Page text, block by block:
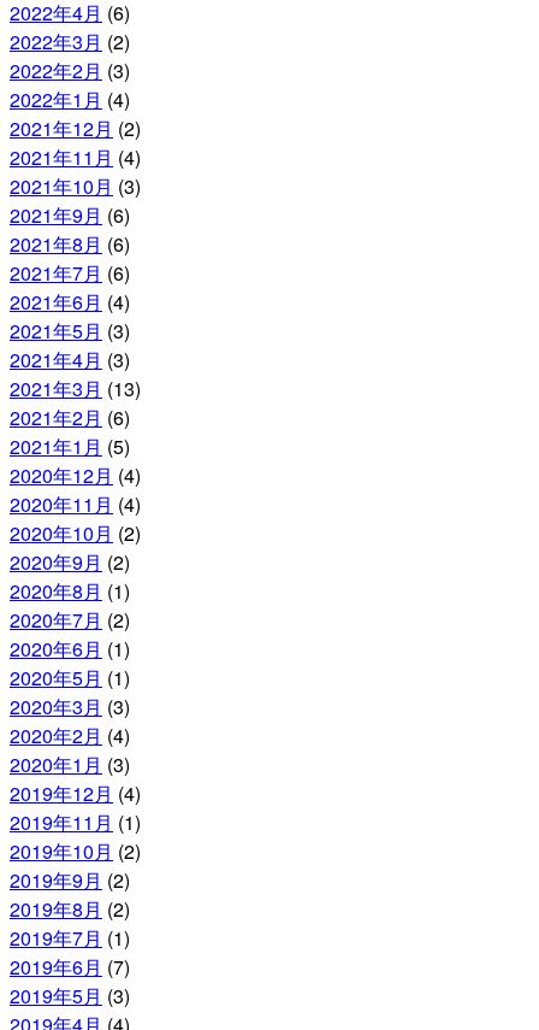
2022年4月 (6)
2022年3月 (2)
2022年2月 (3)
2022年1月 (4)
2021年12月 (2)
2021年11月 (4)
2021年10月 (3)
2021年9月 (6)
2021年8月 (6)
2021年7月 (6)
2021年6月 (4)
2021年5月 (3)
2021年4月 (3)
2021年3月 (13)
2021年2月 (6)
2021年1月 (5)
2020年12月 (4)
2020年11月 (4)
2020年10月 (2)
2020年9月 (2)
2020年8月 (1)
2020年7月 (2)
2020年6月 (1)
2020年5月 (1)
2020年3月 (3)
2020年2月 (4)
2020年1月 (3)
2019年12月 (4)
2019年11月 (1)
2019年10月 (2)
2019年9月 (2)
2019年8月 (2)
2019年7月 (1)
2019年6月 (7)
2019年5月 (3)